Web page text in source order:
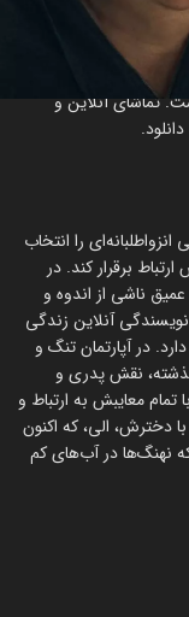
شده است. تماشای آنلاین و
را انتخاب
برقرار کند. در
عمیق ناشی از اندوه و
آنلاین زندگی
در آپارتمان تنگ و
نقش پدری و
معایبش به ارتباط و
دخترش، الی، که اکنون
نهنگ‌ها در آب‌های کم